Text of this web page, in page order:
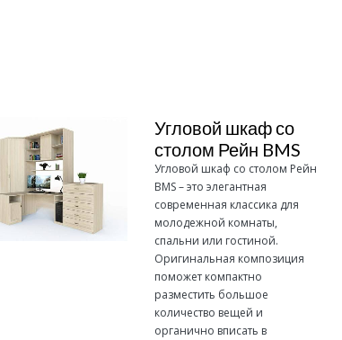
Угловой шкаф со
столом Рейн BMS
Угловой шкаф со столом Рейн
BMS – это элегантная
современная классика для
молодежной комнаты,
спальни или гостиной.
Оригинальная композиция
поможет компактно
разместить большое
количество вещей и
органично вписать в